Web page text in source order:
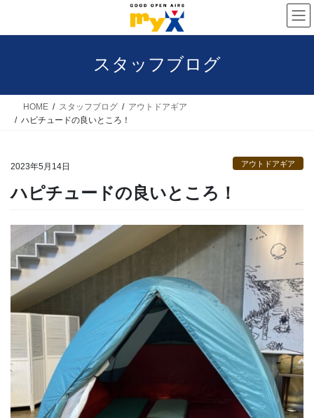
スタッフブログ
HOME スタッフブログ
アウトドアギア
ハピチュードの良いところ！
2023年5月14日 アウトドアギア
ハピチュードの良いところ！